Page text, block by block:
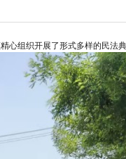
组织开展了形式多样的民法